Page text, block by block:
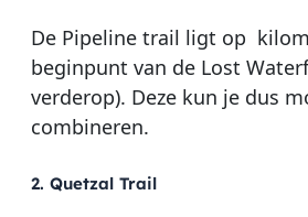
De Pipeline trail ligt op
beginpunt van de Lost
verderop). Deze kun je dus
combineren.
2. Quetzal Trail